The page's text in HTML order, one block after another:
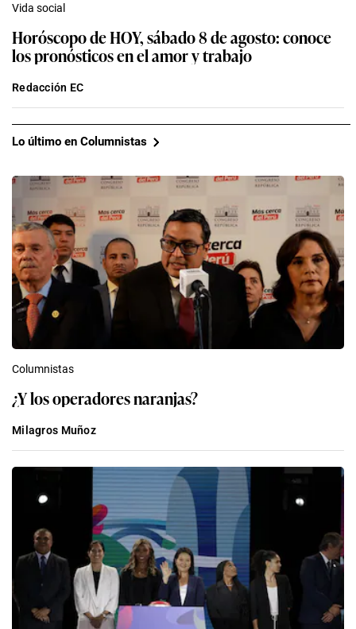
Vida social
Horóscopo de HOY, sábado 8 de agosto: conoce
los pronósticos en el amor y trabajo
Redacción EC
Lo último en Columnistas
Columnistas
¿Y los operadores naranjas?
Milagros Muñoz